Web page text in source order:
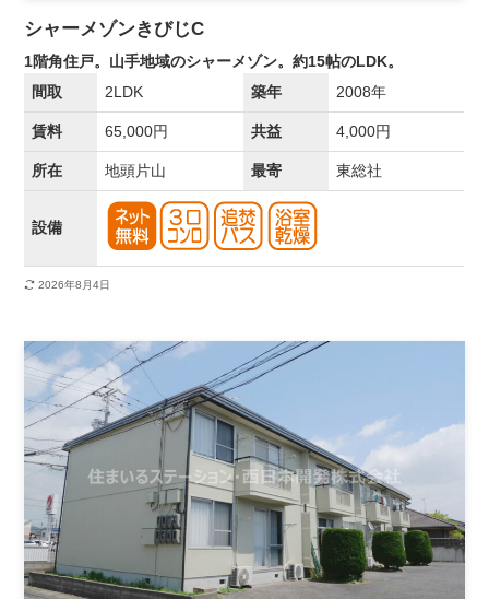
シャーメゾンきびじC
1階角住戸。山手地域のシャーメゾン。約15帖のLDK。
間取
2LDK 築年 2008年
賃料 65,000円 共益 4,000円
所在 地頭片山 最寄 東総社
設備
2026年8月4日